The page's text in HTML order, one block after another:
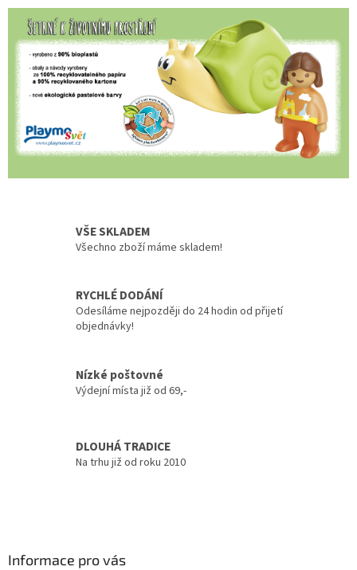
í
p
v
ý
i
v
n
í
VŠE SKLADEM
Všechno zboží máme skladem!
RYCHLÉ DODÁNÍ
Odesíláme nejpozději do 24 hodin od přijetí
objednávky!
Nízké poštovné
Výdejní místa již od 69,-
DLOUHÁ TRADICE
Na trhu již od roku 2010
Informace pro vás